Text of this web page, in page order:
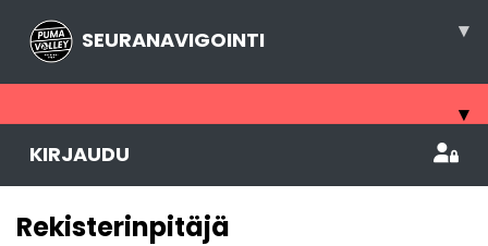
SEURANAVIGOINTI ▾
▾
KIRJAUDU
Rekisterinpitäjä